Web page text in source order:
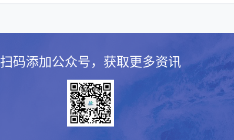
扫码添加公众号，获取更多资讯